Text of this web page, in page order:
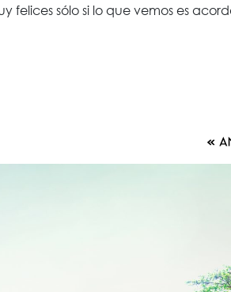
felices sólo si lo que vemos es